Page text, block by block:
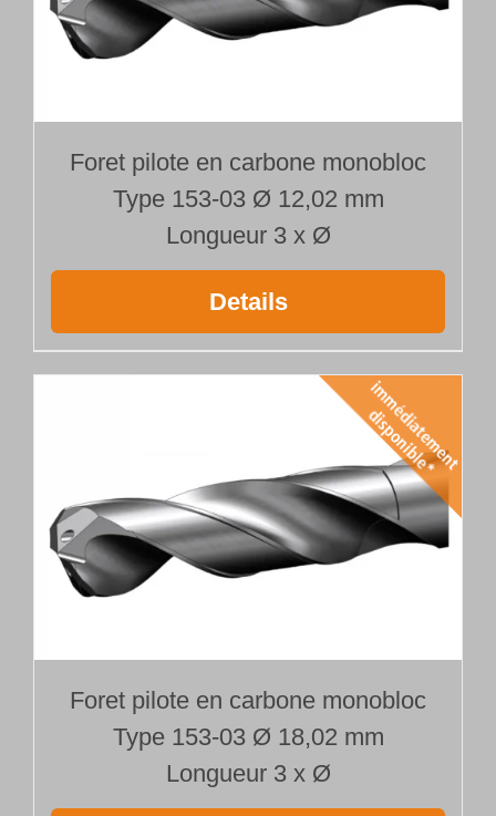
Foret pilote en carbone monobloc
Type 153-03 Ø 12,02 mm
Longueur 3 x Ø
Details
Foret pilote en carbone monobloc
Type 153-03 Ø 18,02 mm
Longueur 3 x Ø